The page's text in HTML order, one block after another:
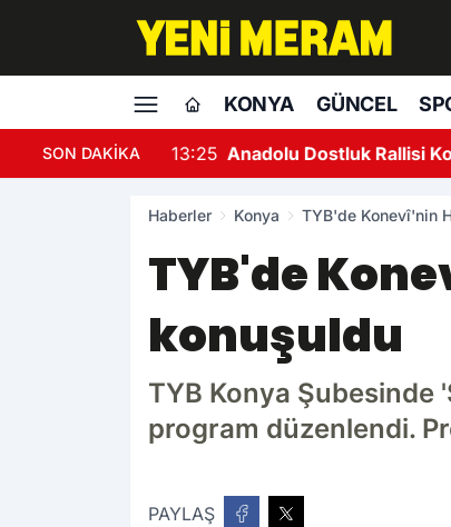
KONYA GÜNCEL
SON DAKİKA 13:25 Anadolu Dostluk Rallisi
Haberler Konya TYB'de Konevî'nin
TYB'de
konuşuldu
TYB Konya Şubesinde
program düzenlendi.
PAYLAŞ